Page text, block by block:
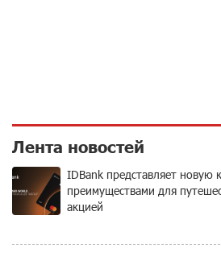
Лента новостей
IDBank представляет новую
преимуществами для
акцией